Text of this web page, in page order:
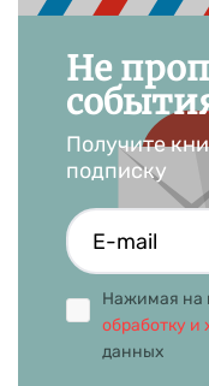
Не
Получите
подписку
Нажимая на
обработку и
данных